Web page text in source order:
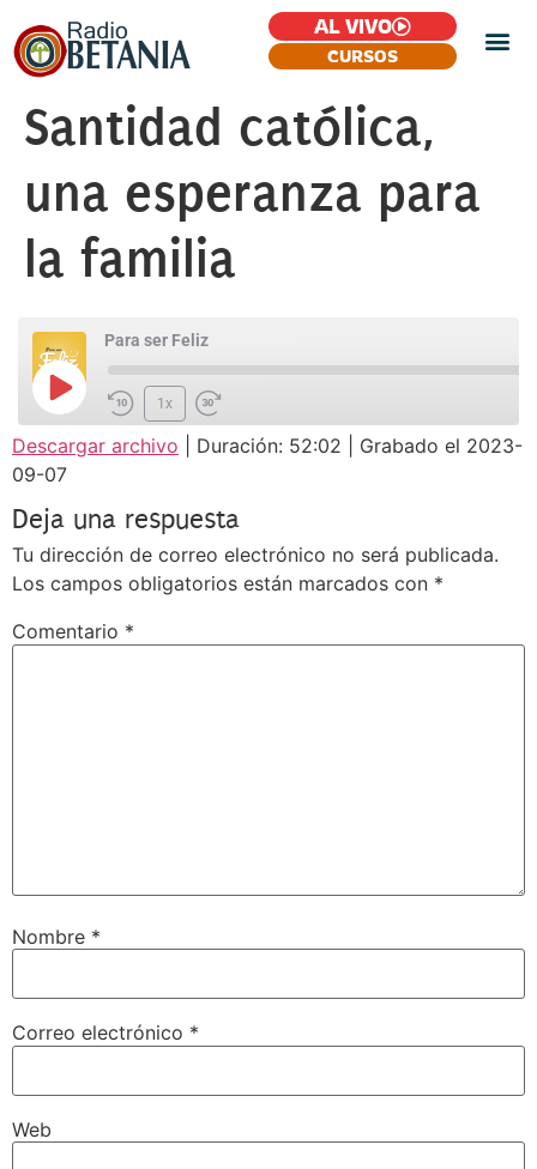
AL VIVO
CURSOS
Santidad católica,
una esperanza para
la familia
Para ser Feliz
1x
SUSCRIBIR COMPARTIR
COMPARTIR
ENLACE
Descargar archivo Duración: 52:02
Grabado el 2023-
09-07
Deja una respuesta
Tu dirección de correo electrónico no será publicada.
Los campos obligatorios están marcados con *
Comentario *
Nombre *
Correo electrónico *
Web